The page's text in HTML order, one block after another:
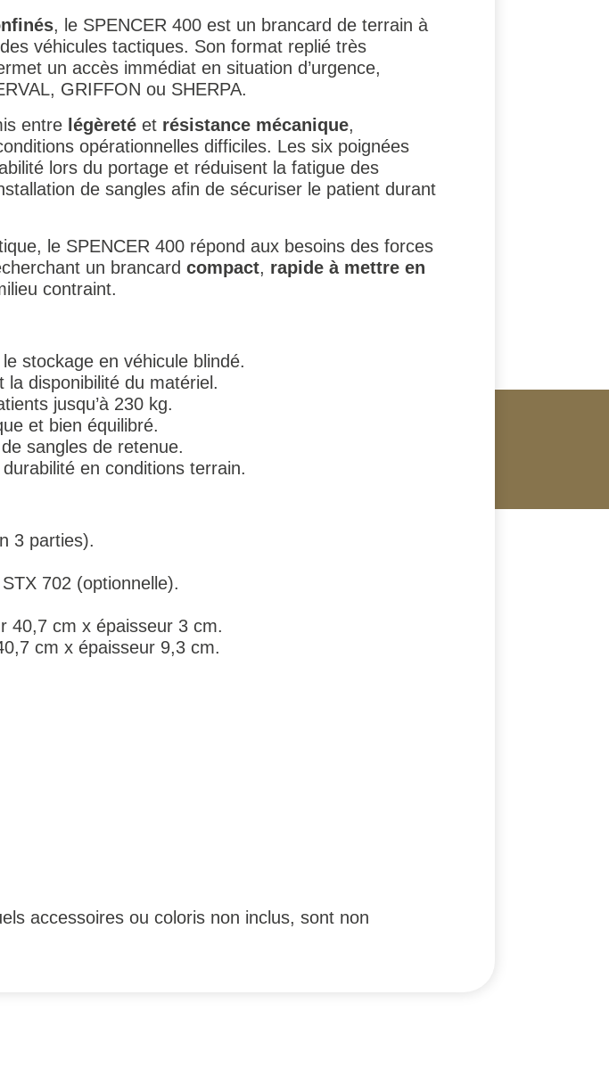
, le SPENCER 400 est un brancard de terrain à
véhicules tactiques. Son format replié très
un accès immédiat en situation d’urgence,
GRIFFON ou SHERPA.
entre légèreté et résistance mécanique,
opérationnelles difficiles. Les six poignées
lors du portage et réduisent la fatigue des
de sangles afin de sécuriser le patient durant
le SPENCER 400 répond aux besoins des forces
un brancard compact, rapide à mettre en
contraint.
stockage en véhicule blindé.
la disponibilité du matériel.
jusqu’à 230 kg.
et bien équilibré.
sangles de retenue.
en conditions terrain.
3 parties).
702 (optionnelle).
40,7 cm x épaisseur 3 cm.
cm x épaisseur 9,3 cm.
accessoires ou coloris non inclus, sont non